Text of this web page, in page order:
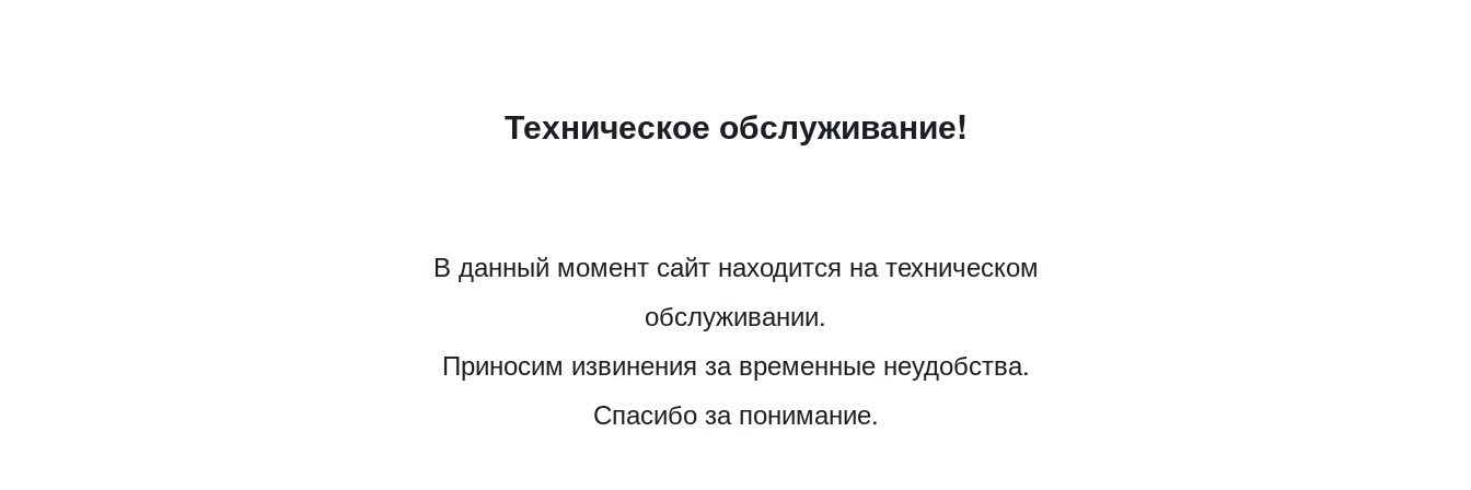
Техническое обслуживание!
В данный момент сайт находится на техническом
обслуживании.
Приносим извинения за временные неудобства.
Спасибо за понимание.